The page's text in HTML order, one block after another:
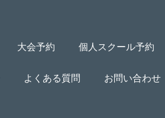
大会予約 個人スクール予約
よくある質問 お問い合わせ